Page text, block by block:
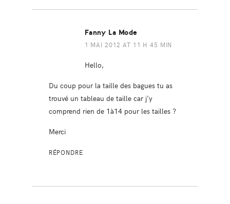
Fanny La Mode
1 MAI 2012 AT 11 H 45 MIN
Hello,
Du coup pour la taille des bagues tu as
trouvé un tableau de taille car j’y
comprend rien de 1à14 pour les tailles ?
Merci
RÉPONDRE